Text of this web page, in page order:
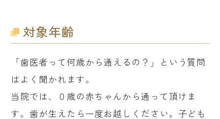
対象年齢
「歯医者って何歳から通えるの？」という質問
はよく聞かれます。
当院では、０歳の赤ちゃんから通って頂けま
す。歯が生えたら一度お越しください。子ども